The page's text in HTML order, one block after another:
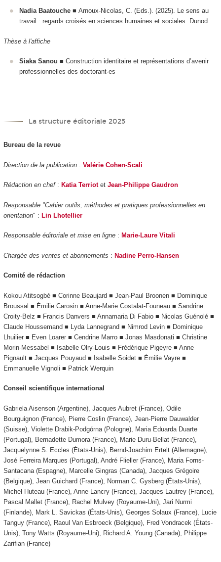
Nadia Baatouche ■ Arnoux-Nicolas, C. (Eds.). (2025). Le sens au
travail : regards croisés en sciences humaines et sociales. Dunod.
Thèse à l'affiche
Siaka Sanou ■ Construction identitaire et représentations d’avenir
professionnelles des doctorant·es
La structure éditoriale 2025
Bureau de la revue
Direction de la publication: Valérie Cohen-Scali
Rédaction en chef: Katia Terriot et Jean-Philippe Gaudron
Responsable "Cahier outils, méthodes et pratiques professionnelles en
orientation" : Lin Lhotellier
Responsable éditoriale et mise en ligne: Marie-Laure Vitali
Chargée des ventes et abonnements : Nadine Perro-Hansen
Comité de rédaction
Kokou Atitsogbé ■ Corinne Beaujard ■ Jean-Paul Broonen ■ Dominique
Broussal ■ Émilie Carosin ■ Anne-Marie Costalat-Founeau ■ Sandrine
Croity-Belz ■ Francis Danvers ■ Annamaria Di Fabio ■ Nicolas Guénolé ■
Claude Houssemand ■ Lyda Lannegrand ■ Nimrod Levin ■ Dominique
Lhuilier ■ Even Loarer ■ Cendrine Marro ■ Jonas Masdonati ■ Christine
Morin-Messabel ■ Isabelle Olry-Louis ■ Frédérique Pigeyre ■ Anne
Pignault ■ Jacques Pouyaud ■ Isabelle Soidet ■ Émilie Vayre ■
Emmanuelle Vignoli ■ Patrick Werquin
Conseil scientifique international
Gabriela Aisenson (Argentine), Jacques Aubret (France), Odile
Bourguignon (France), Pierre Coslin (France), Jean-Pierre Dauwalder
(Suisse), Violette Drabik-Podgórna (Pologne), Maria Eduarda Duarte
(Portugal), Bernadette Dumora (France), Marie Duru-Bellat (France),
Jacquelynne S. Eccles (États-Unis), Bernd-Joachim Ertelt (Allemagne),
José Ferreira Marques (Portugal), André Flieller (France), Maria Forns-
Santacana (Espagne), Marcelle Gingras (Canada), Jacques Grégoire
(Belgique), Jean Guichard (France), Norman C. Gysberg (États-Unis),
Michel Huteau (France), Anne Lancry (France), Jacques Lautrey (France),
Pascal Mallet (France), Rachel Mulvey (Royaume-Uni), Jari Nurmi
(Finlande), Mark L. Savickas (États-Unis), Georges Solaux (France), Lucie
Tanguy (France), Raoul Van Esbroeck (Belgique), Fred Vondracek (États-
Unis), Tony Watts (Royaume-Uni), Richard A. Young (Canada), Philippe
Zarifian (France)